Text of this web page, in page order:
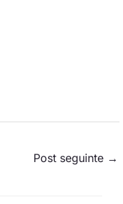
Post seguinte →